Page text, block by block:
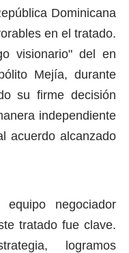
Dominicana
en el tratado.
visionario" del en
Mejía, durante
su firme decisión
independiente
acuerdo alcanzado
negociador
tratado fue clave.
logramos